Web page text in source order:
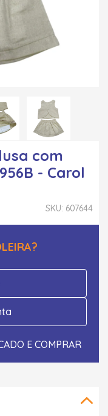
com
- Carol
SKU: 607644
E COMPRAR